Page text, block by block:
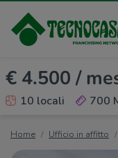
€ 4.500 /
10 locali 700
Home Ufficio in affitto